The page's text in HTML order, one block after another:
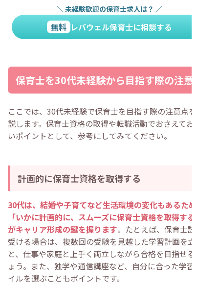
＼ 未経験歓迎の保育士求人は？ ／
無料 レバウェル保育士に相談する
保育士を30代未経験から目指す際の注意点
ここでは、30代未経験で保育士を目指す際の注意点を解
説します。保育士資格の取得や転職活動でおさえておきた
いポイントとして、参考にしてみてください。
計画的に保育士資格を取得する
30代は、結婚や子育てなど生活環境の変化もあるため、
「いかに計画的に、スムーズに保育士資格を取得するか」
がキャリア形成の鍵を握ります。たとえば、保育士試験を
受ける場合は、複数回の受験を見越した学習計画を立てる
と、仕事や家庭と上手く両立しながら合格を目指せるでし
ょう。また、独学や通信講座など、自分に合った学習スタ
イルを選ぶこともポイントです。